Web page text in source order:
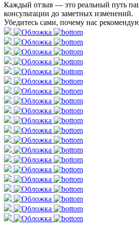
Каждый отзыв — это реальный путь
консультации до заметных изменений.
Убедитесь сами, почему нас